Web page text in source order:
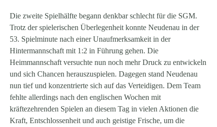
Die zweite Spielhälfte begann denkbar schlecht für die SGM.
Trotz der spielerischen Überlegenheit konnte Neudenau in der
53. Spielminute nach einer Unaufmerksamkeit in der
Hintermannschaft mit 1:2 in Führung gehen. Die
Heimmannschaft versuchte nun noch mehr Druck zu entwickeln
und sich Chancen herauszuspielen. Dagegen stand Neudenau
nun tief und konzentrierte sich auf das Verteidigen. Dem Team
fehlte allerdings nach den englischen Wochen mit
kräftezehrenden Spielen an diesem Tag in vielen Aktionen die
Kraft, Entschlossenheit und auch geistige Frische, um die